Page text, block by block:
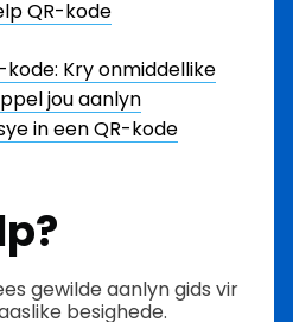
QR-kode
kode: Kry onmiddellike
jou aanlyn
in een QR-kode
gewilde aanlyn gids vir
besighede.